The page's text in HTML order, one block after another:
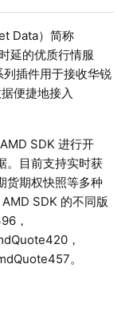
Data）简称
延的优质行情服
插件用于接收华锐
便捷地接入
SDK 进行开
。目前支持实时获
货期权快照等多种
SDK 的不同版
，
，
。